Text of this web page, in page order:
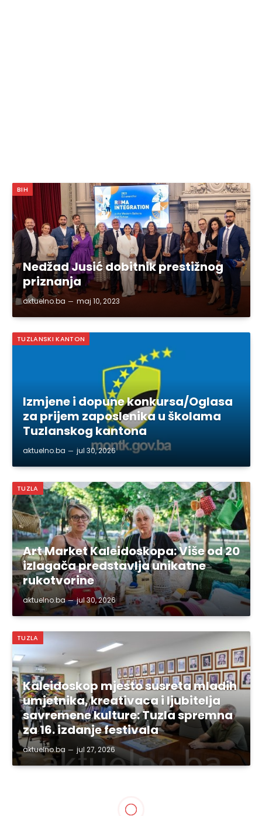
BIH
Nedžad Jusić dobitnik prestižnog
priznanja
aktuelno.ba maj 10, 2023
TUZLANSKI KANTON
Izmjene i dopune konkursa/Oglasa
za prijem zaposlenika u školama
Tuzlanskog kantona
aktuelno.ba jul 30, 2026
TUZLA
Art Market Kaleidoskopa: Više od 20
izlagača predstavlja unikatne
rukotvorine
aktuelno.ba jul 30, 2026
TUZLA
Kaleidoskop mjesto susreta mladih
umjetnika, kreativaca i ljubitelja
savremene kulture: Tuzla spremna
za 16. izdanje festivala
aktuelno.ba jul 27, 2026